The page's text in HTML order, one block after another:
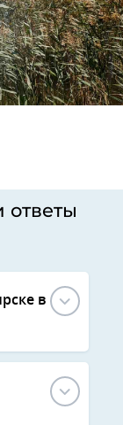
ответы
в